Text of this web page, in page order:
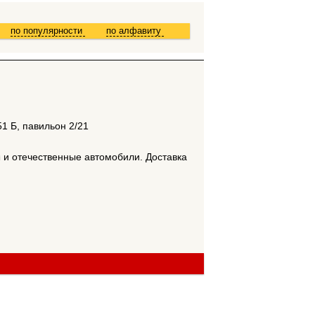
по алфавиту
по популярности
Б, павильон 2/21
отечественные автомобили. Доставка